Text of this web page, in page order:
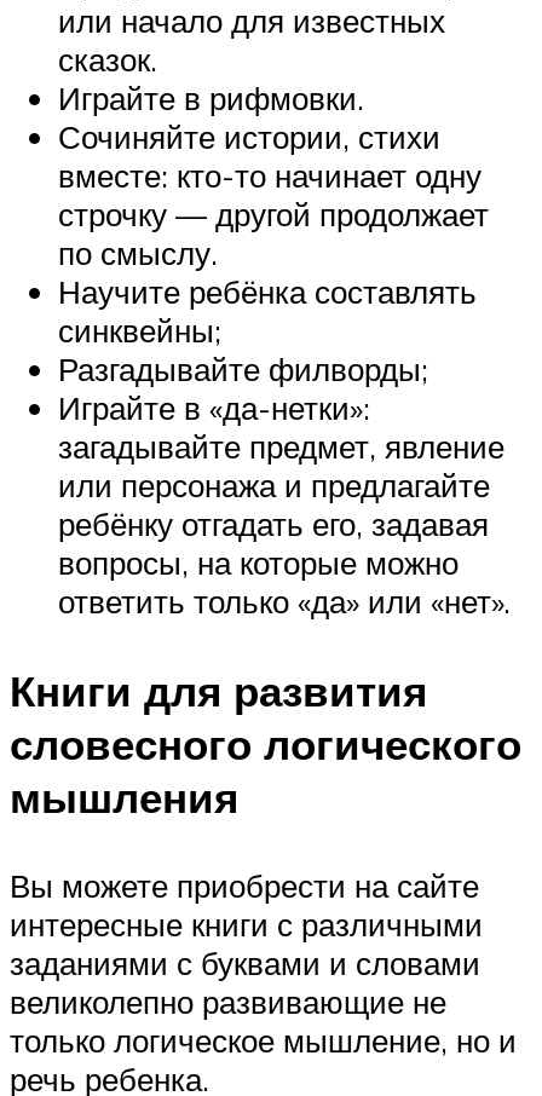
или начало для известных
сказок.
Играйте в рифмовки.
Сочиняйте истории, стихи
вместе: кто-то начинает одну
строчку — другой продолжает
по смыслу.
Научите ребёнка составлять
синквейны;
Разгадывайте филворды;
Играйте в «да-нетки»:
загадывайте предмет, явление
или персонажа и предлагайте
ребёнку отгадать его, задавая
вопросы, на которые можно
ответить только «да» или «нет».
Книги для развития
словесного логического
мышления
Вы можете приобрести на сайте
интересные книги с различными
заданиями с буквами и словами
великолепно развивающие не
только логическое мышление, но и
речь ребенка.